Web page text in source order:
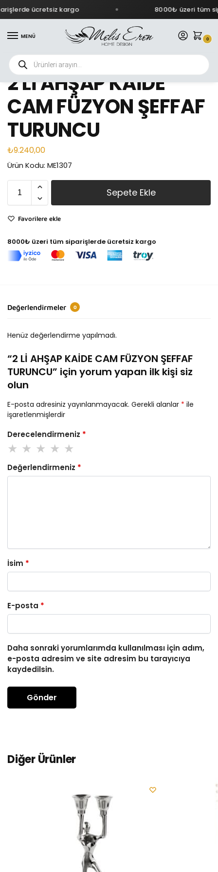
ücretsiz kargo 8000₺ üzeri tüm
MENÜ 0
2 Lİ AHŞAP KAİDE
CAM FÜZYON ŞEFFAF
TURUNCU
₺9.240,00
Ürün Kodu: ME1307
Sepete Ekle
Favorilere ekle
8000₺ üzeri tüm siparişlerde ücretsiz kargo
Değerlendirmeler 0
Henüz değerlendirme yapılmadı.
“2 Lİ AHŞAP KAİDE CAM FÜZYON ŞEFFAF
TURUNCU” için yorum yapan ilk kişi siz
olun
E-posta adresiniz yayınlanmayacak. Gerekli alanlar * ile
işaretlenmişlerdir
Derecelendirmeniz *
Değerlendirmeniz *
İsim *
E-posta *
Daha sonraki yorumlarımda kullanılması için adım,
e-posta adresim ve site adresim bu tarayıcıya
kaydedilsin.
Diğer Ürünler